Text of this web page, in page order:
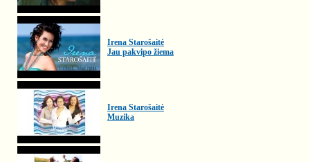
Irena Starošaitė
Jau pakvipo žiema
Irena Starošaitė
Muzika